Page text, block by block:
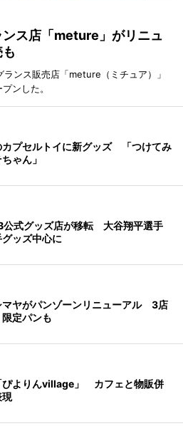
ス店「meture」がリニュ
ンス販売店「meture（ミチュア）」
ンした。
カプセルトイに新グッズ 「つけてみ
ゃん」
公式グッズ店が移転 大谷翔平選手
ッズ中心に
マヤがパンゾーンリニューアル 3店
定パンも
ぴよりんvillage」 カフェと物販併
現